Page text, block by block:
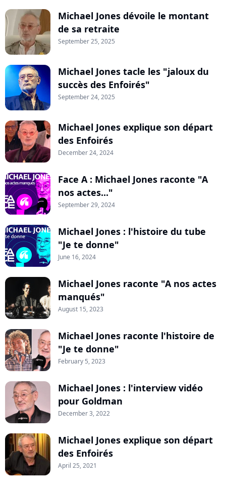
Michael Jones dévoile le montant
de sa retraite
September 25, 2025
Michael Jones tacle les "jaloux du
succès des Enfoirés"
September 24, 2025
Michael Jones explique son départ
des Enfoirés
December 24, 2024
Face A : Michael Jones raconte "A
nos actes..."
September 29, 2024
Michael Jones : l'histoire du tube
"Je te donne"
June 16, 2024
Michael Jones raconte "A nos actes
manqués"
August 15, 2023
Michael Jones raconte l'histoire de
"Je te donne"
February 5, 2023
Michael Jones : l'interview vidéo
pour Goldman
December 3, 2022
Michael Jones explique son départ
des Enfoirés
April 25, 2021